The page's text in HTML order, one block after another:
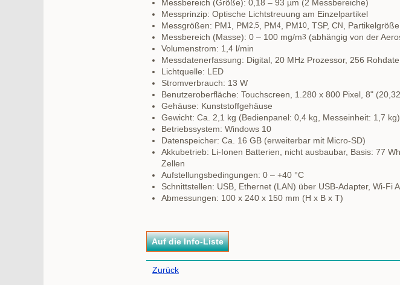
Messbereich (Größe): 0,18 – 93 µm (2 Messbereiche)
Messprinzip: Optische Lichtstreuung am Einzelpartikel
Messgrößen: PM1 , PM2,5 , PM4 , PM10 , TSP, CN
,
Messbereich (Masse): 0 – 100 mg/m3 (abhängig von der
Volumenstrom: 1,4 l/min
Messdatenerfassung: Digital, 20 MHz Prozessor, 256
Lichtquelle: LED
Stromverbrauch: 13 W
Benutzeroberfläche: Touchscreen, 1.280 x 800 Pixel, 8"
Gehäuse: Kunststoffgehäuse
Gewicht: Ca. 2,1 kg (Bedienpanel: 0,4 kg, Messeinheit: 1,7 kg)
Betriebssystem: Windows 10
Datenspeicher: Ca. 16 GB (erweiterbar mit Micro-SD)
Akkubetrieb: Li-Ionen Batterien, nicht ausbaubar, Basis: 77
Zellen
Aufstellungsbedingungen: 0 – +40 °C
Schnittstellen: USB, Ethernet (LAN) über USB-Adapter, Wi-Fi
Abmessungen: 100 x 240 x 150 mm (H x B x T)
Zurück